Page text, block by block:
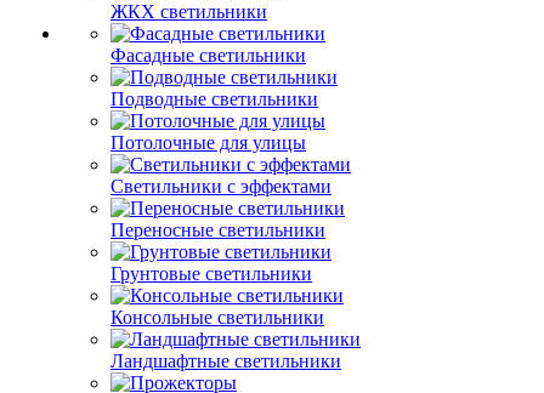
ЖКХ светильники
Фасадные светильники
Подводные светильники
Потолочные для улицы
Светильники с эффектами
Переносные светильники
Грунтовые светильники
Консольные светильники
Ландшафтные светильники